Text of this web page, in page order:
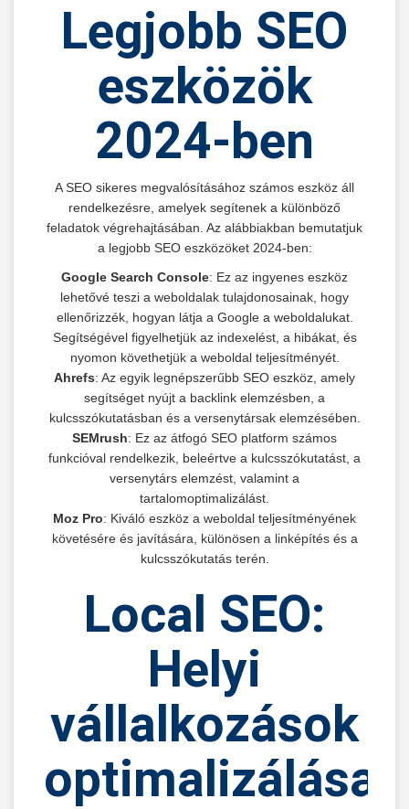
Legjobb SEO
eszközök
2024-ben
A SEO sikeres megvalósításához számos eszköz áll
rendelkezésre, amelyek segítenek a különböző
feladatok végrehajtásában. Az alábbiakban bemutatjuk
a legjobb SEO eszközöket 2024-ben:
Google Search Console: Ez az ingyenes eszköz
lehetővé teszi a weboldalak tulajdonosainak, hogy
ellenőrizzék, hogyan látja a Google a weboldalukat.
Segítségével figyelhetjük az indexelést, a hibákat, és
nyomon követhetjük a weboldal teljesítményét.
Ahrefs: Az egyik legnépszerűbb SEO eszköz, amely
segítséget nyújt a backlink elemzésben, a
kulcsszókutatásban és a versenytársak elemzésében.
SEMrush: Ez az átfogó SEO platform számos
funkcióval rendelkezik, beleértve a kulcsszókutatást, a
versenytárs elemzést, valamint a
tartalomoptimalizálást.
Moz Pro: Kiváló eszköz a weboldal teljesítményének
követésére és javítására, különösen a linképítés és a
kulcsszókutatás terén.
Local SEO:
Helyi
vállalkozások
optimalizálása